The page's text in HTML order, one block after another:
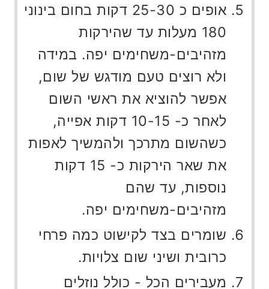
אופים כ 25-30 דקות בחום בינוני
180 מעלות עד שהירקות
מזהיבים-משחימים יפה. במידה
ולא רוצים טעם מודגש של שום,
אפשר להוציא את ראשי השום
לאחר כ- 10-15 דקות אפייה,
כשהשום מתרכך ולהמשיך לאפות
את שאר הירקות כ- 15 דקות
נוספות, עד שהם
מזהיבים-משחימים יפה.
שומרים בצד לקישוט כמה פרחי
כרובית ושיני שום צלויות.
מעבירים הכל - כולל נוזלים